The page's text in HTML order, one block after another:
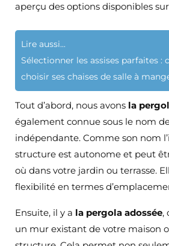
aperçu des options disponibles
Lire aussi...
Sélectionner les assises parfaites :
choisir ses chaises de salle à
Tout d’abord, nous avons la
également connue sous le nom
indépendante. Comme son nom
structure est autonome et peut
où dans votre jardin ou terrasse.
flexibilité en termes
Ensuite, il y a la pergola adossée,
un mur existant de votre maison